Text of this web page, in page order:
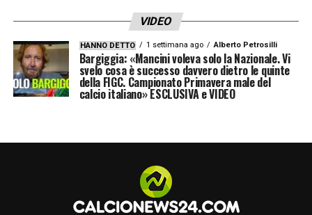
VIDEO
HANNO DETTO 1 settimana ago Alberto Petrosilli
Bargiggia: «Mancini voleva solo la Nazionale. Vi
svelo cosa è successo davvero dietro le quinte
della FIGC. Campionato Primavera male del
calcio italiano» ESCLUSIVA e VIDEO